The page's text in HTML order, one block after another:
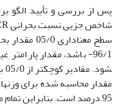
پس از بررسی و تأیید الگو
مقدار محاسبه شده برای